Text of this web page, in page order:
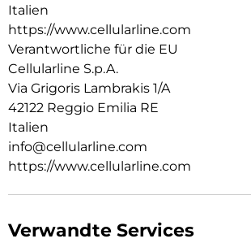
Italien
https://www.cellularline.com
Verantwortliche für die EU
Cellularline S.p.A.
Via Grigoris Lambrakis 1/A
42122 Reggio Emilia RE
Italien
info@cellularline.com
https://www.cellularline.com
Verwandte Services